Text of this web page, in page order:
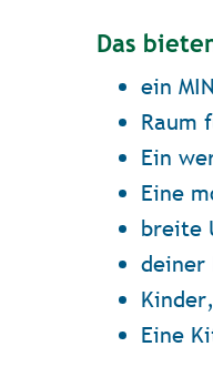
Das
ein
Raum
Ein
Eine
breite
deiner
Eine